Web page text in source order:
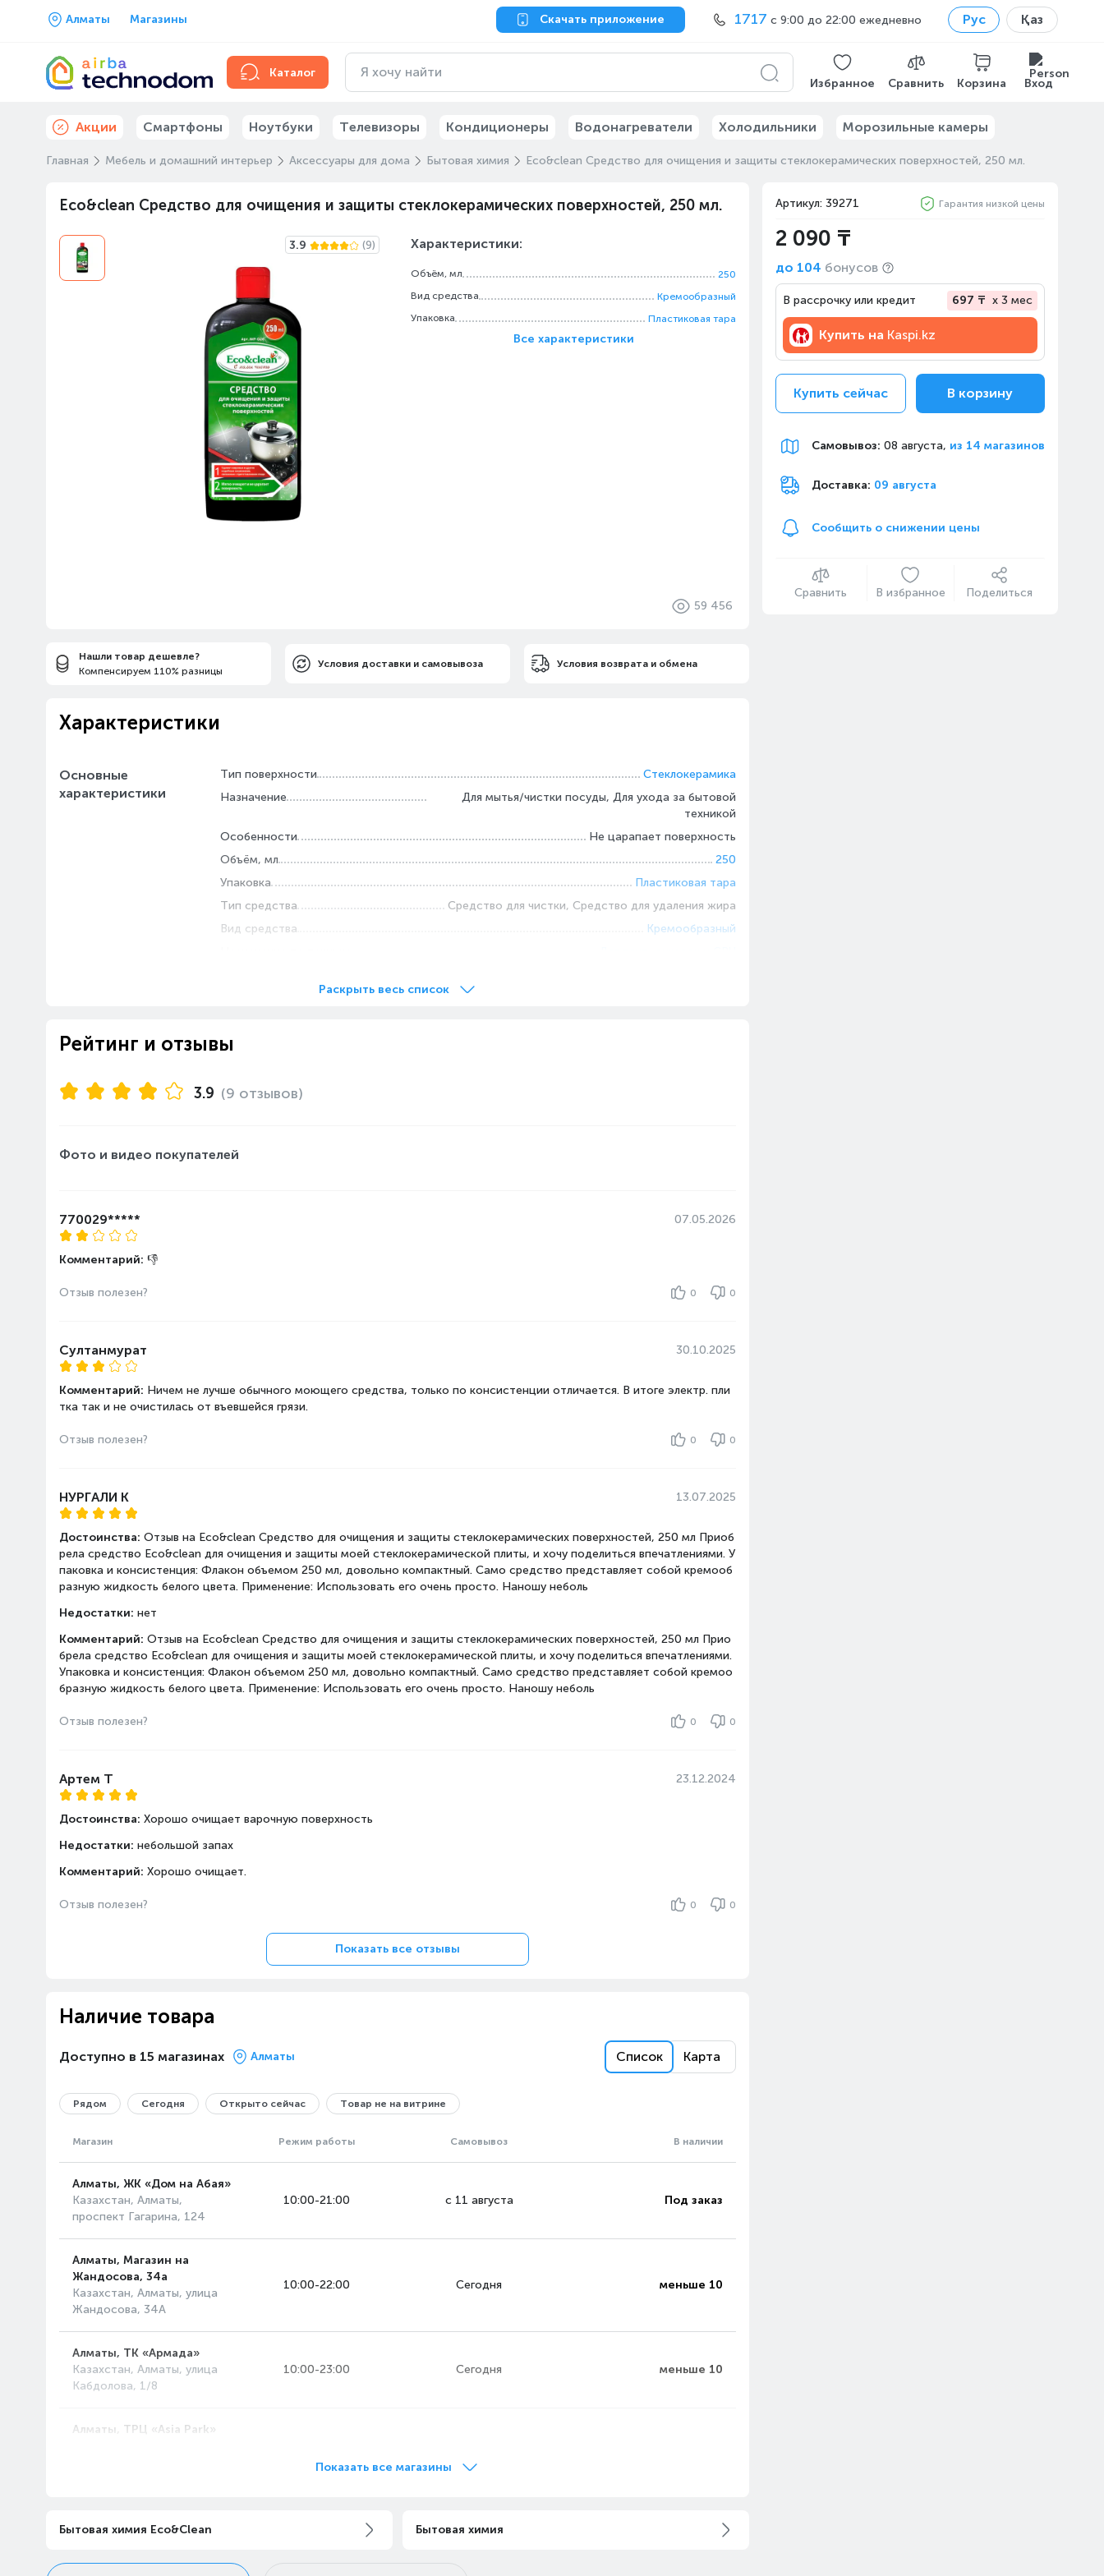
Алматы Магазины Скачать приложение 1717 с 9:00 до 22:00 ежедневно Рус Қаз
Каталог
Избранное Сравнить Корзина Вход
Акции Смартфоны Ноутбуки Телевизоры Кондиционеры Водонагреватели Холодильники Морозильные камеры
Главная Мебель и домашний интерьер Аксессуары для дома Бытовая химия Eco&clean Средство для очищения и защиты стеклокерамических поверхностей, 250 мл.
Eco&clean Средство для очищения и защиты стеклокерамических поверхностей, 250 мл.
3.9 (9) Характеристики:
Объём, мл
250
Вид средства
Кремообразный
Упаковка
Пластиковая тара
Все характеристики
59 456
Артикул: 39271 Гарантия низкой цены
2 090 ₸
до 104 бонусов
В рассрочку или кредит 697 ₸ x 3 мес
Купить на Kaspi.kz
Купить сейчас В корзину
Самовывоз: 08 августа, из 14 магазинов
Доставка: 09 августа
Сообщить о снижении цены
Сравнить В избранное Поделиться
Нашли товар дешевле?
Компенсируем 110% разницы
Условия доставки и самовывоза Условия возврата и обмена
Характеристики
Основные
характеристики
Тип поверхности
Стеклокерамика
Назначение
Для мытья/чистки посуды, Для ухода за бытовой
техникой
Особенности
Не царапает поверхность
Объём, мл
250
Упаковка
Пластиковая тара
Тип средства
Средство для чистки, Средство для удаления жира
Вид средства
Кремообразный
Раскрыть весь список
Рейтинг и отзывы
3.9 (9 отзывов)
Фото и видео покупателей
770029***** 07.05.2026
Комментарий: 👎
Отзыв полезен? 0 0
Султанмурат 30.10.2025
Комментарий: Ничем не лучше обычного моющего средства, только по консистенции отличается. В итоге электр. пли
тка так и не очистилась от въевшейся грязи.
Отзыв полезен? 0 0
НУРГАЛИ К 13.07.2025
Достоинства: Отзыв на Eco&clean Средство для очищения и защиты стеклокерамических поверхностей, 250 мл Приоб
рела средство Eco&clean для очищения и защиты моей стеклокерамической плиты, и хочу поделиться впечатлениями. У
паковка и консистенция: Флакон объемом 250 мл, довольно компактный. Само средство представляет собой кремооб
разную жидкость белого цвета. Применение: Использовать его очень просто. Наношу неболь
Недостатки: нет
Комментарий: Отзыв на Eco&clean Средство для очищения и защиты стеклокерамических поверхностей, 250 мл Прио
брела средство Eco&clean для очищения и защиты моей стеклокерамической плиты, и хочу поделиться впечатлениями.
Упаковка и консистенция: Флакон объемом 250 мл, довольно компактный. Само средство представляет собой кремоо
бразную жидкость белого цвета. Применение: Использовать его очень просто. Наношу неболь
Отзыв полезен? 0 0
Артем T 23.12.2024
Достоинства: Хорошо очищает варочную поверхность
Недостатки: небольшой запах
Комментарий: Хорошо очищает.
Отзыв полезен? 0 0
Показать все отзывы
Наличие товара
Доступно в 15 магазинах Алматы Список Карта
Рядом Сегодня Открыто сейчас Товар не на витрине
Магазин Режим работы Самовывоз В наличии
Алматы, ЖК «Дом на Абая»
Казахстан, Алматы,
проспект Гагарина, 124
10:00-21:00 с 11 августа Под заказ
Алматы, Магазин на
Жандосова, 34а
Казахстан, Алматы, улица
Жандосова, 34А
10:00-22:00 Сегодня меньше 10
Алматы, ТК «Армада»
Казахстан, Алматы, улица
Кабдолова, 1/8
10:00-23:00 Сегодня меньше 10
Алматы, ТРЦ «Asia Park»
Казахстан, Алматы, улица
меньше 10
Показать все магазины
Бытовая химия Eco&Clean Бытовая химия